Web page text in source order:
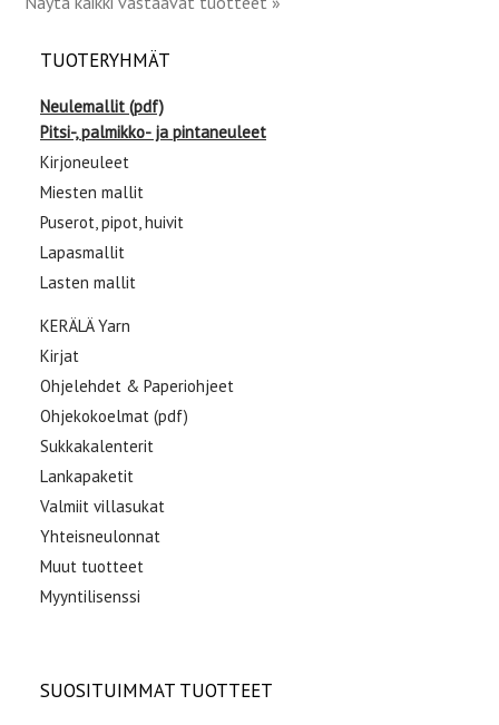
TUOTERYHMÄT
Neulemallit (pdf)
Pitsi-, palmikko- ja pintaneuleet
Kirjoneuleet
Miesten mallit
Puserot, pipot, huivit
Lapasmallit
Lasten mallit
KERÄLÄ Yarn
Kirjat
Ohjelehdet & Paperiohjeet
Ohjekokoelmat (pdf)
Sukkakalenterit
Lankapaketit
Valmiit villasukat
Yhteisneulonnat
Muut tuotteet
Myyntilisenssi
SUOSITUIMMAT TUOTTEET